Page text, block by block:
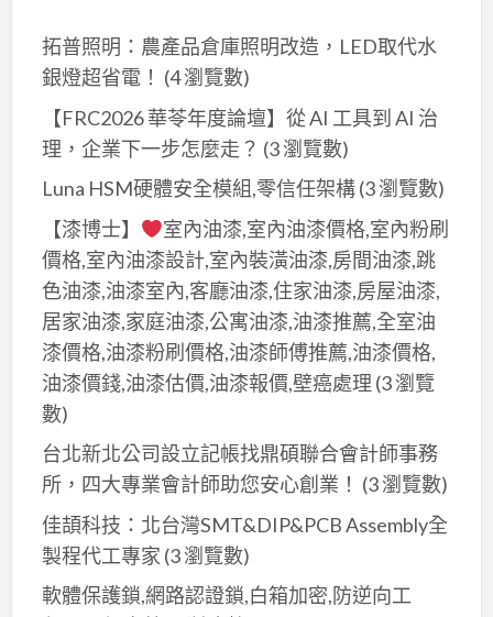
拓普照明：農產品倉庫照明改造，LED取代水
銀燈超省電！ (4 瀏覽數)
【FRC2026 華苓年度論壇】從 AI 工具到 AI 治
理，企業下一步怎麼走？ (3 瀏覽數)
Luna HSM硬體安全模組,零信任架構(3 瀏覽數)
【漆博士】
室內油漆,室內油漆價格,室內粉刷
價格,室內油漆設計,室內裝潢油漆,房間油漆,跳
色油漆,油漆室內,客廳油漆,住家油漆,房屋油漆,
居家油漆,家庭油漆,公寓油漆,油漆推薦,全室油
漆價格,油漆粉刷價格,油漆師傅推薦,油漆價格,
油漆價錢,油漆估價,油漆報價,壁癌處理 (3 瀏覽
數)
台北新北公司設立記帳找鼎碩聯合會計師事務
所，四大專業會計師助您安心創業！ (3 瀏覽數)
佳頡科技：北台灣SMT&DIP&PCB Assembly全
製程代工專家 (3 瀏覽數)
軟體保護鎖,網路認證鎖,白箱加密,防逆向工